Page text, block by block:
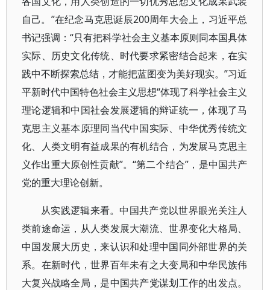
自己。”在纪念马克思诞辰200周年大会上，习近平总
书记强调：“只有把科学社会主义基本原则同本国具体
实际、历史文化传统、时代要求紧密结合起来，在实
践中不断探索总结，才能把蓝图变为美好现实。”习近
平新时代中国特色社会主义思想“体现了科学社会主义
理论逻辑和中国社会发展逻辑的辩证统一，体现了马
克思主义基本原理同当代中国实际、中华优秀传统文
化、人类文明有益成果的有机结合，为发展马克思主
义作出重大原创性贡献”。“第二个结合”，是中国共产
党的重大理论创新。
从实践逻辑来看。中国共产党以世界眼光关注人
类前途命运，从人类发展大潮流、世界变化大格局、
中国发展大历史，来认识和处理中国同外部世界的关
系。在新时代，世界百年未有之大变局和中华民族伟
大复兴战略全局，是中国共产党谋划工作的出发点。